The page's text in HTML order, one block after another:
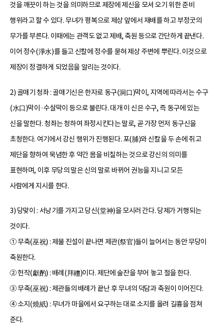
것을 깨끗이 하는 것을 의미하므로 제장에 제신을 모셔 오기 위한 준비
행위라고 할 수 있다. 무녀가 평복으로 제상 앞에서 재배를 하고 부정굿의
무가를 부른다. 이때에는 관객도 없고 제배, 축원 등으로 간단하게 끝낸다.
이어 정수(淨水)를 들고 신칼에 정수를 묻혀 제상 주변에 뿌린다. 이것으로
제장이 정결하게 되었음을 알리는 것이다.
2) 골매기 청좌 : 골매기신은 한자로 동구(洞口)막이, 지역에 따라서는 수구
(水口)막이·수살막이 등으로 불린다. 대개 이 신은 수구, 즉 동구에 있는
신을 말한다. 청좌는 청하여 좌정시킨다는 말로, 곧 가장 먼저 동구신을
초청한다. 여기에서 강신 행위가 진행된다. 포(脯)와 신칼을 두 손에 쥐고
제단을 향하여 묵념한 후 약간 몸을 비칠하는 것으로 강신의 의미를
표현하며, 이후 무당의 말은 신의 말로 바뀌어 권능을 지니고 모든
사람에게 지시를 한다.
3) 당맞이 : 서낭기를 가지고 당신(堂神)을 모시러 간다. 당제가 거행되는
것이다.
① 무축(巫祝) : 제물 진설이 끝나면 제관(祭官)들이 늘어서는 동안 무당이
축원한다.
② 헌작(獻酌) : 배례(拜禮)이다. 제단에 술잔을 부어 놓고 절을 한다.
③ 무축(巫祝) : 제관들의 배례가 끝난 후 무녀의 덕담과 축원이 이어진다.
④ 소지(燒紙) : 무녀가 마을에서 요구하는 대로 소지를 올려 길흉을 점쳐
준다.